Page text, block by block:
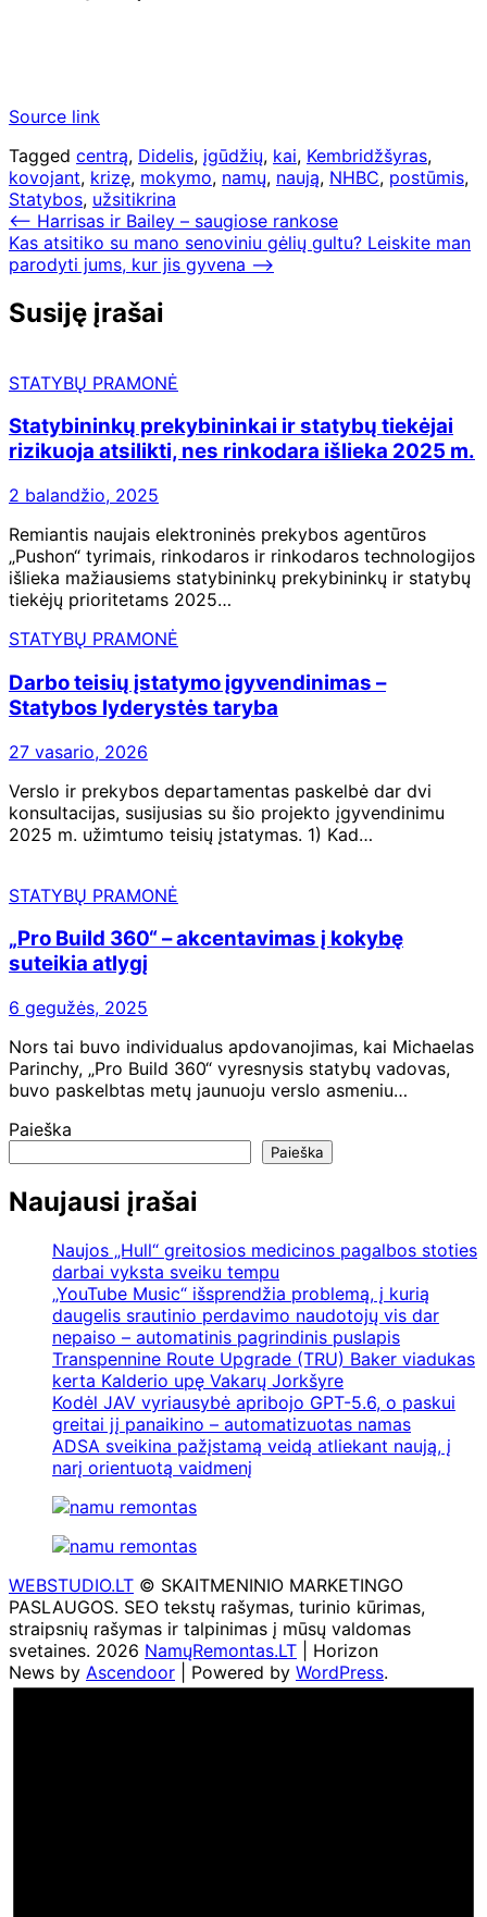
Source link
Tagged centrą, Didelis, įgūdžių, kai, Kembridžšyras,
kovojant, krizę, mokymo, namų, naują, NHBC, postūmis,
Statybos, užsitikrina
Navigacija
tarp
⟵ Harrisas ir Bailey – saugiose rankose
Kas atsitiko su mano senoviniu gėlių gultu? Leiskite man
parodyti jums, kur jis gyvena ⟶
Susiję įrašai
STATYBŲ PRAMONĖ
Statybininkų prekybininkai ir statybų tiekėjai
rizikuoja atsilikti, nes rinkodara išlieka 2025 m.
2 balandžio, 2025
Remiantis naujais elektroninės prekybos agentūros
„Pushon“ tyrimais, rinkodaros ir rinkodaros technologijos
išlieka mažiausiems statybininkų prekybininkų ir statybų
tiekėjų prioritetams 2025…
STATYBŲ PRAMONĖ
Darbo teisių įstatymo įgyvendinimas –
Statybos lyderystės taryba
27 vasario, 2026
Verslo ir prekybos departamentas paskelbė dar dvi
konsultacijas, susijusias su šio projekto įgyvendinimu
2025 m. užimtumo teisių įstatymas. 1) Kad…
STATYBŲ PRAMONĖ
„Pro Build 360“ – akcentavimas į kokybę
suteikia atlygį
6 gegužės, 2025
Nors tai buvo individualus apdovanojimas, kai Michaelas
Parinchy, „Pro Build 360“ vyresnysis statybų vadovas,
buvo paskelbtas metų jaunuoju verslo asmeniu…
Paieška
Paieška
Naujausi įrašai
Naujos „Hull“ greitosios medicinos pagalbos stoties
darbai vyksta sveiku tempu
„YouTube Music“ išsprendžia problemą, į kurią
daugelis srautinio perdavimo naudotojų vis dar
nepaiso – automatinis pagrindinis puslapis
Transpennine Route Upgrade (TRU) Baker viadukas
kerta Kalderio upę Vakarų Jorkšyre
Kodėl JAV vyriausybė apribojo GPT-5.6, o paskui
greitai jį panaikino – automatizuotas namas
ADSA sveikina pažįstamą veidą atliekant naują, į
narį orientuotą vaidmenį
WEBSTUDIO.LT © SKAITMENINIO MARKETINGO
PASLAUGOS. SEO tekstų rašymas, turinio kūrimas,
straipsnių rašymas ir talpinimas į mūsų valdomas
svetaines. 2026 NamųRemontas.LT | Horizon
News by Ascendoor | Powered by WordPress.